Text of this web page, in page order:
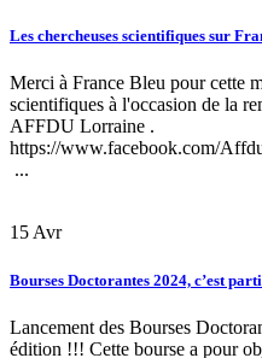
Les chercheuses scientifiques sur
Merci à France Bleu pour cette
scientifiques à l'occasion de la
AFFDU Lorraine .
https://www.facebook.com/
...
15 Avr
Bourses Doctorantes 2024, c’est
Lancement des Bourses
édition !!! Cette bourse a pour